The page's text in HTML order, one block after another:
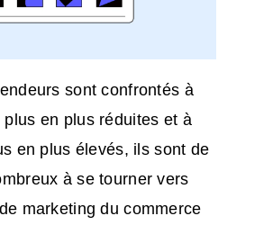
sont confrontés à
en plus réduites et à
en plus élevés, ils sont de
à se tourner vers
marketing du commerce